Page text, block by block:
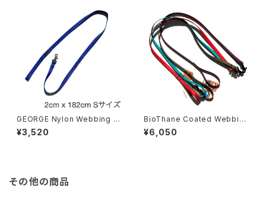
GEORGE Nylon Webbing L
ead Sサイズ ジョージ ナイ
ロン ウェビング リード
¥3,520
BioThane Coated Webbing
BioThane Webbing Lead バ
イオシーン コーテッドウェビン
¥6,050
その他の商品